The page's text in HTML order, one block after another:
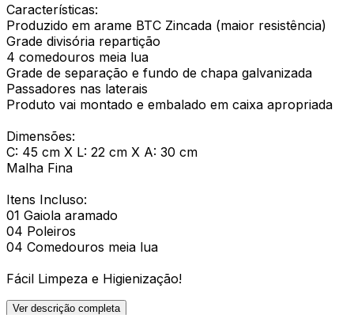
Características:
Produzido em arame BTC Zincada (maior resistência)
Grade divisória repartição
4 comedouros meia lua
Grade de separação e fundo de chapa galvanizada
Passadores nas laterais
Produto vai montado e embalado em caixa apropriada
Dimensões:
C: 45 cm X L: 22 cm X A: 30 cm
Malha Fina
Itens Incluso:
01 Gaiola aramado
04 Poleiros
04 Comedouros meia lua
Fácil Limpeza e Higienização!
Ver descrição completa